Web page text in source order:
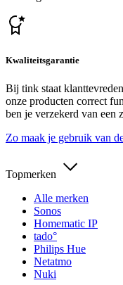
Kwaliteitsgarantie
Bij tink staat
onze producten correct
ben je verzekerd van een
Zo maak je gebruik van
Topmerken
Alle merken
Sonos
Homematic IP
tado°
Philips Hue
Netatmo
Nuki